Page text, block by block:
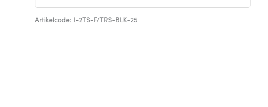
Artikelcode: I-2TS-F/TRS-BLK-25